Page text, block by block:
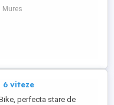
mm). A fost demontată de
după ce am făcut
cu cursă mai mare.
roți de 27,5" Cursă: 120
Mures
6 viteze
perfecta stare de